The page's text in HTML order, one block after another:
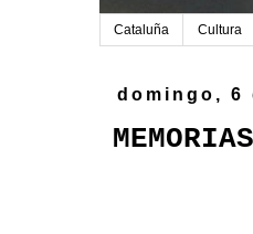
Cataluña Cultura
domingo, 6